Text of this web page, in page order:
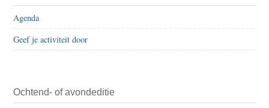
Agenda
Geef je activiteit door
Ochtend- of avondeditie